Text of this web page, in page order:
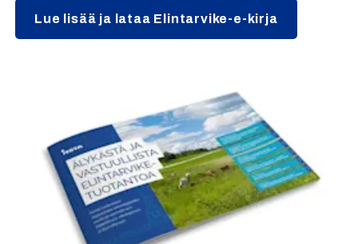
Lue lisää ja lataa Elintarvike-e-kirja